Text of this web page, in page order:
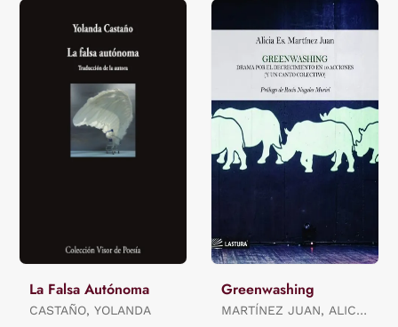
La Falsa Autónoma
CASTAÑO, YOLANDA
Greenwashing
MARTÍNEZ JUAN, ALICIA